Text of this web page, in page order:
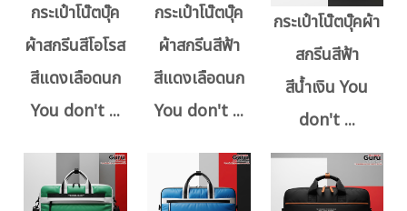
กระเป๋าโน๊ตบุ๊ค
ผ้าสกรีนสีโอโรส
สีแดงเลือดนก
You don't ...
กระเป๋าโน๊ตบุ๊ค
ผ้าสกรีนสีฟ้า
สีแดงเลือดนก
You don't ...
กระเป๋าโน๊ตบุ๊คผ้า
สกรีนสีฟ้า
สีน้ำเงิน You
don't ...